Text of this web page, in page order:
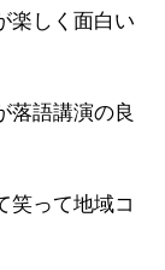
楽しく面白い
落語講演の良
笑って地域コ